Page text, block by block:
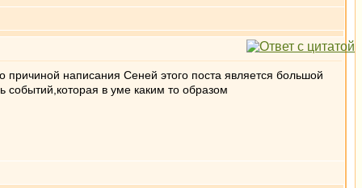
написания Сеней этого поста является большой
событий,которая в уме каким то образом